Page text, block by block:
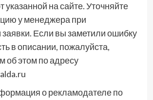
указанной на сайте. Уточняйте
у менеджера при
Если вы заметили ошибку
в описании, пожалуйста,
об этом по адресу
о рекламодателе по